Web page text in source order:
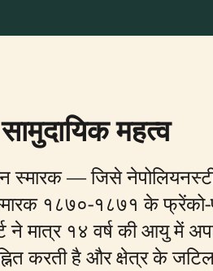
महत्व
— जिसे
१८७०-१८७१ के फ्रेंको-
ने मात्र १४ वर्ष की आयु में
करती है और क्षेत्र के